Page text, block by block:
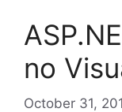
no
October 31,